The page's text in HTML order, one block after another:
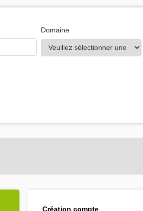
Domaine
Création compte